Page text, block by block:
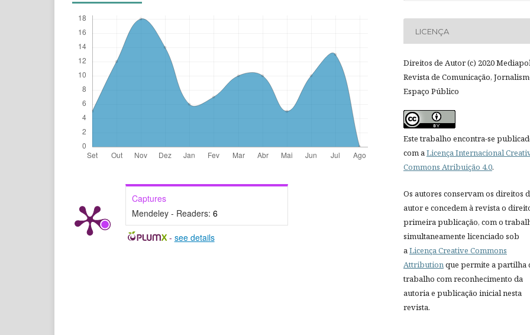
Captures
Mendeley - Readers: 6
- see details
LICENÇA
Direitos de Autor (c) 2020
Revista de Comunicação,
Espaço Público
Este trabalho encontra-se
com aLicença Internacional
Commons Atribuição 4.0.
Os autores conservam os direitos
autor e concedem à revista o
primeira publicação, com o
simultaneamente licenciado sob
a Licença Creative Commons
Attribution que permite a partilha
trabalho com reconhecimento da
autoria e publicação inicial nesta
revista.